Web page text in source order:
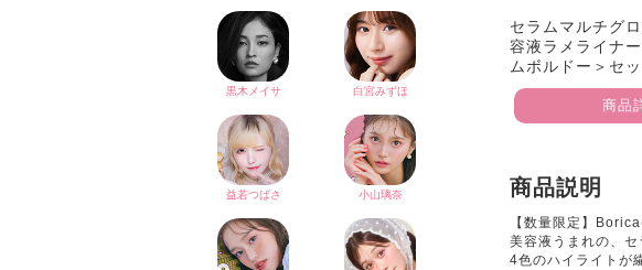
セラムマルチグ
容液ラメライナ
ムボルドー＞セッ
商品
商品説明
【数量限定】
美容液うまれの、セ
4色のハイライトが